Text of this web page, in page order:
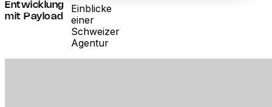
Entwicklung
mit Payload
Einblicke
einer
Schweizer
Agentur